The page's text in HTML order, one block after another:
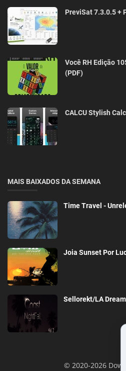
PreviSat 7.3.0.5 +
Você RH Edição
(PDF)
CALCU Stylish
MAIS BAIXADOS DA SEMANA
Time Travel -
Joia Sunset Por
Sellorekt/LA
© 2020-2026